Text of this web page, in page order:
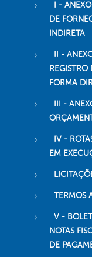
I -
DE
INDIRETA
II -
REGISTRO
FORMA
III -
IV -
EM
TERMOS
V -
NOTAS
DE